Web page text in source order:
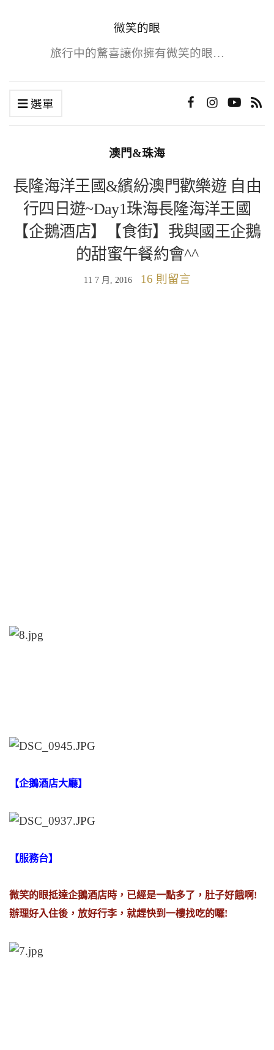
微笑的眼
旅行中的驚喜讓你擁有微笑的眼…
選單
澳門&珠海
長隆海洋王國&繽紛澳門歡樂遊 自由
行四日遊~Day1珠海長隆海洋王國
【企鵝酒店】【食街】我與國王企鵝
的甜蜜午餐約會^^
11 7 月, 2016 16 則留言
【企鵝酒店大廳】
【服務台】
微笑的眼抵達企鵝酒店時，已經是一點多了，肚子好餓啊!
辦理好入住後，放好行李，就趕快到一樓找吃的囉!